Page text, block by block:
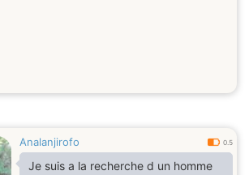
Analanjirofo 0.5
Je suis a la recherche d un homme